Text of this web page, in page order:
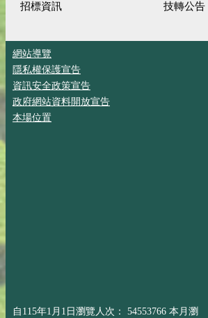
招標資訊 技轉公告
網站導覽
隱私權保護宣告
資訊安全政策宣告
政府網站資料開放宣告
本場位置
自115年1月1日瀏覽人次： 54553766 本月瀏